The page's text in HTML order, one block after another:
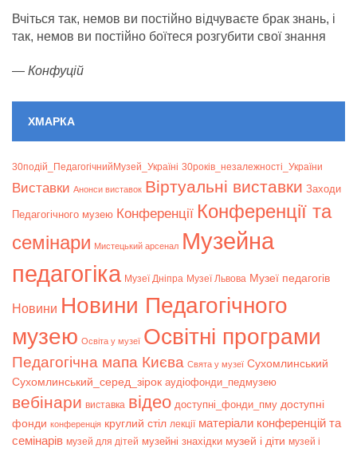
Вчіться так, немов ви постійно відчуваєте брак знань, і
так, немов ви постійно боїтеся розгубити свої знання
— Конфуцій
ХМАРКА
30подій_ПедагогічнийМузей_Україні 30років_незалежності_України
Bиставки Анонси виставок Віртуальні виставки Заходи
Педагогічного музею Конференції Конференції та
семінари Мистецький арсенал Музейна
педагогіка Музеї Дніпра Музеї Львова Музеї педагогів
Новини Новини Педагогічного
музею Освіта у музеї Освітні програми
Педагогічна мапа Києва Свята у музеї Сухомлинський
Сухомлинський_серед_зірок аудіофонди_педмузею
вебінари виставка відео доступні_фонди_пму доступні
фонди конференція круглий стіл лекції матеріали конференцій та
семінарів музей для дітей музейні знахідки музей і діти музей і